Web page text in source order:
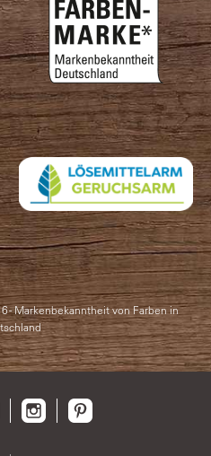
- Markenbekanntheit von Farben in